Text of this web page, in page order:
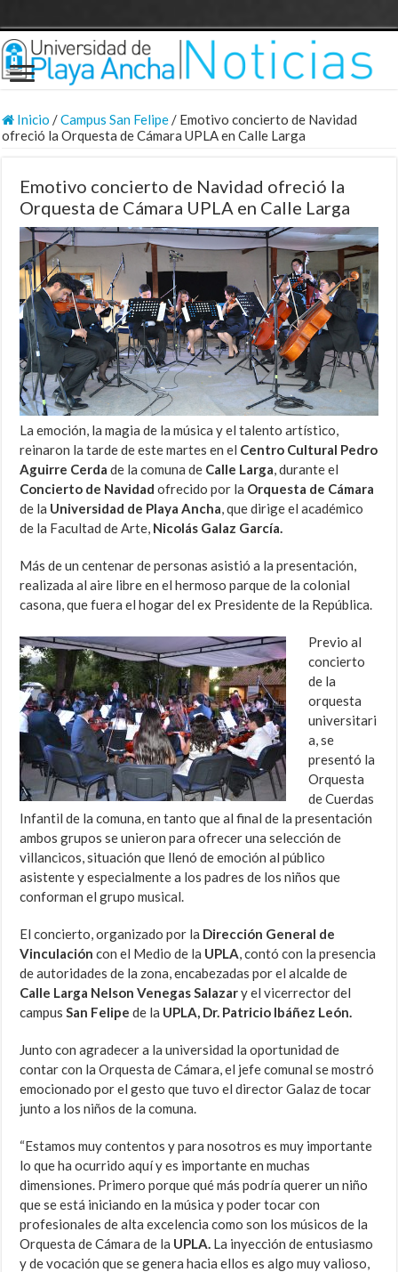
Inicio /Campus San Felipe/ Emotivo concierto de Navidad
ofreció la Orquesta de Cámara UPLA en Calle Larga
Emotivo concierto de Navidad ofreció la
Orquesta de Cámara UPLA en Calle Larga
La emoción, la magia de la música y el talento artístico,
reinaron la tarde de este martes en el Centro Cultural Pedro
Aguirre Cerda de la comuna de Calle Larga, durante el
Concierto de Navidad ofrecido por la Orquesta de Cámara
de la Universidad de Playa Ancha, que dirige el académico
de la Facultad de Arte, Nicolás Galaz García.
Más de un centenar de personas asistió a la presentación,
realizada al aire libre en el hermoso parque de la colonial
casona, que fuera el hogar del ex Presidente de la República.
Previo al
concierto
de la
orquesta
universitari
a, se
presentó la
Orquesta
de Cuerdas
Infantil de la comuna, en tanto que al final de la presentación
ambos grupos se unieron para ofrecer una selección de
villancicos, situación que llenó de emoción al público
asistente y especialmente a los padres de los niños que
conforman el grupo musical.
El concierto, organizado por la Dirección General de
Vinculación con el Medio de la UPLA, contó con la presencia
de autoridades de la zona, encabezadas por el alcalde de
Calle Larga Nelson Venegas Salazary el vicerrector del
campusSan Felipe de la UPLA, Dr. Patricio Ibáñez León.
Junto con agradecer a la universidad la oportunidad de
contar con la Orquesta de Cámara, el jefe comunal se mostró
emocionado por el gesto que tuvo el director Galaz de tocar
junto a los niños de la comuna.
“Estamos muy contentos y para nosotros es muy importante
lo que ha ocurrido aquí y es importante en muchas
dimensiones. Primero porque qué más podría querer un niño
que se está iniciando en la música y poder tocar con
profesionales de alta excelencia como son los músicos de la
Orquesta de Cámara de la UPLA. La inyección de entusiasmo
y de vocación que se genera hacia ellos es algo muy valioso,